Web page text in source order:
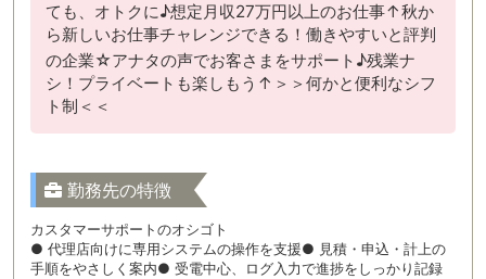
ても、オトクに♪想定月収27万円以上のお仕事↑秋か
ら新しいお仕事チャレンジできる！働きやすいと評判
の企業☆アナタの声でお客さまをサポート♪残業ナ
シ！プライベートも楽しもう↑＞＞何かと便利なシフ
ト制＜＜
勤務先の特徴
カスタマーサポートのオシゴト
● 代理店向けに専用システムの操作を支援● 見積・申込・計上の
手順をやさしく案内● 受電中心、ログ入力で進捗をしっかり記録